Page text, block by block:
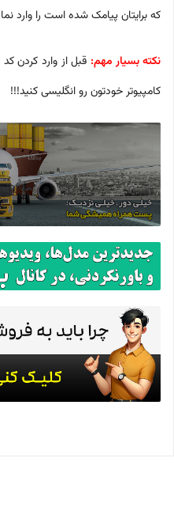
که برایتان پیامک شده است را وارد
نکته بسیار مهم: قبل از وارد کردن
کامپیوتر خودتون رو انگلیسی کنید!!!